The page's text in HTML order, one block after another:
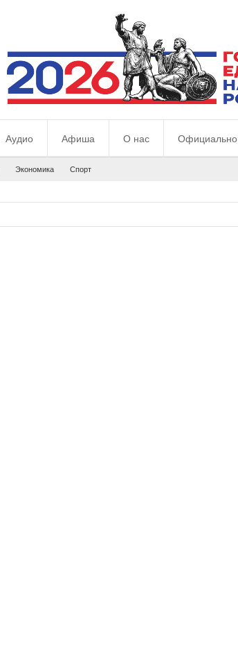
Аудио Афиша О нас Официально
Экономика Спорт